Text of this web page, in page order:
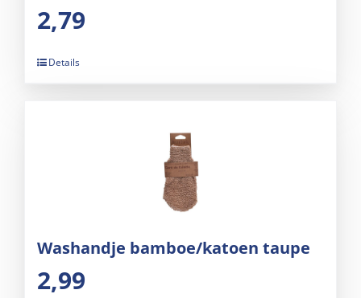
2,79
Details
Washandje bamboe/katoen taupe
2,99